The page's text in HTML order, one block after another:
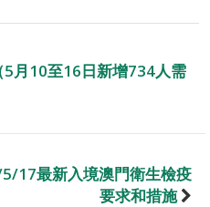
5月10至16日新增734人需
5/17最新入境澳門衛生檢疫
要求和措施